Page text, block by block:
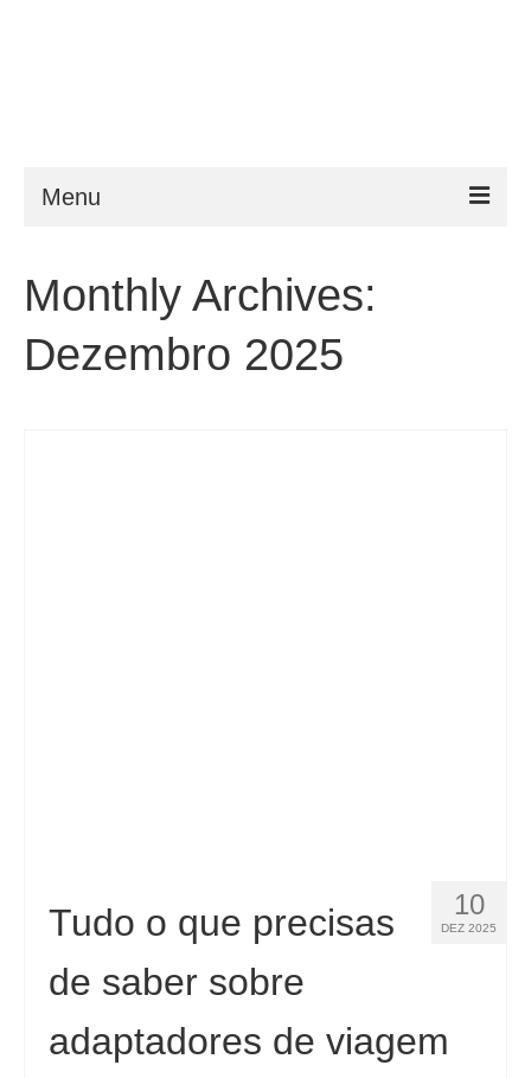
Menu
Requisitos
FAQ
Estoniano
Suomi( Finlandês)
Français(Francês)
Monthly Archives:
Dezembro 2025
10
DEZ 2025
Tudo o que precisas
de saber sobre
adaptadores de viagem